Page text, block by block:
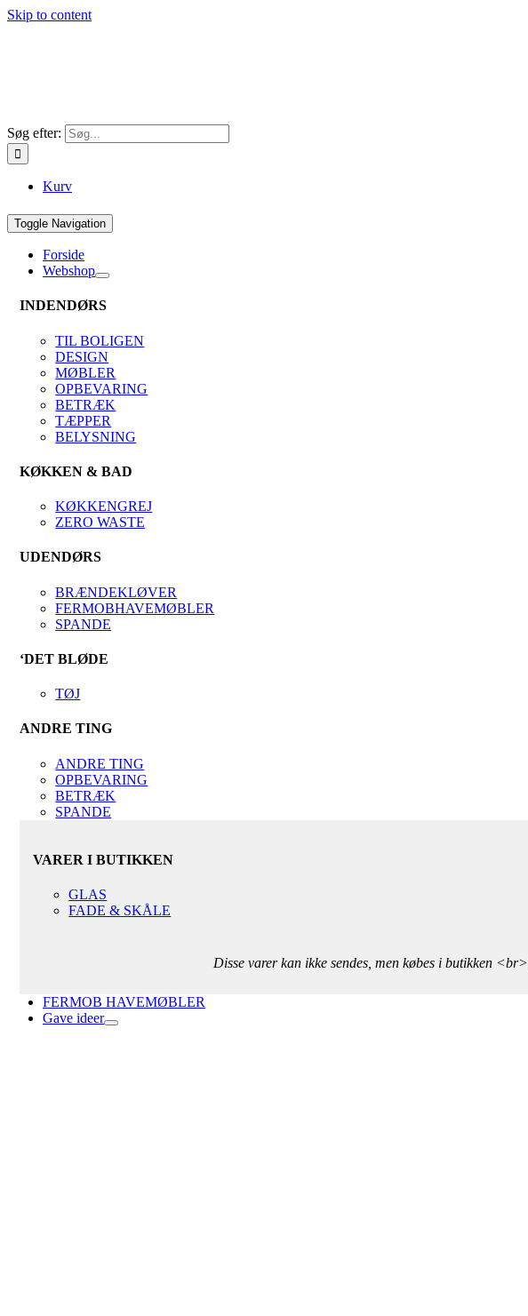
Skip to content
Søg efter:
Kurv
Toggle Navigation
Forside
Webshop
INDENDØRS
TIL BOLIGEN
DESIGN
MØBLER
OPBEVARING
BETRÆK
TÆPPER
BELYSNING
KØKKEN & BAD
KØKKENGREJ
ZERO WASTE
UDENDØRS
BRÆNDEKLØVER
FERMOBHAVEMØBLER
SPANDE
‘DET BLØDE
TØJ
ANDRE TING
ANDRE TING
OPBEVARING
BETRÆK
SPANDE
VARER I BUTIKKEN
GLAS
FADE & SKÅLE
Disse varer kan ikke sendes, men købes i butikken <br>
FERMOB HAVEMØBLER
Gave ideer